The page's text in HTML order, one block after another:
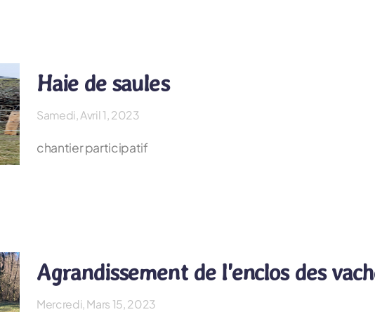
Haie de saules
Samedi, Avril 1, 2023
chantier participatif
Agrandissement de l'enclos des
Mercredi, Mars 15, 2023